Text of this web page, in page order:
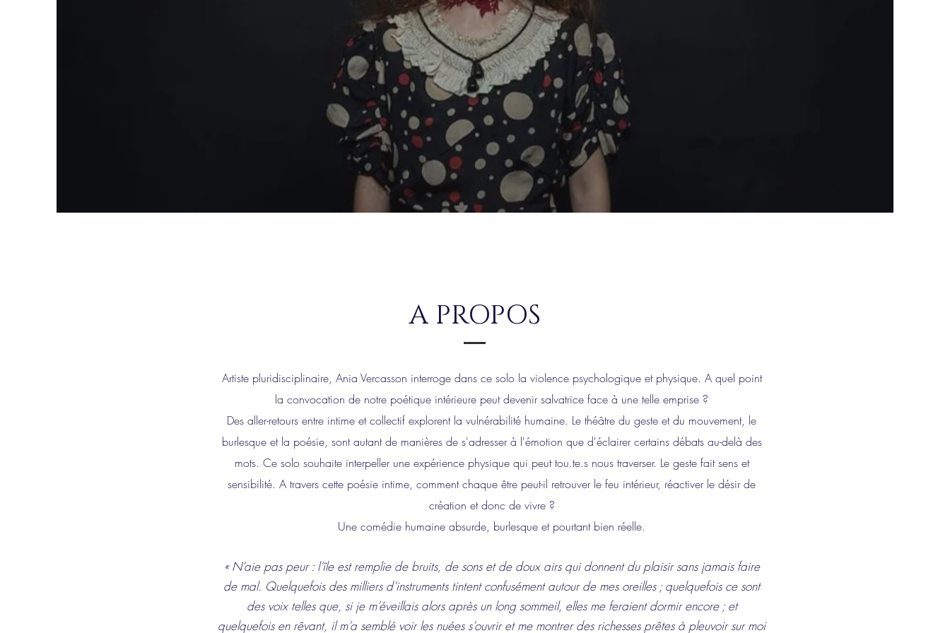
A PROPOS
Artiste pluridisciplinaire, Ania Vercasson interroge dans ce solola violence psychologique et physique. A quel point
la convocation de notre poétique intérieure peut devenir salvatrice face à une telle emprise ?
Des aller-retours entre intime et collectif explorent la vulnérabilité humaine. Le théâtre du geste et du mouvement, le
burlesque et la poésie, sont autant de manières de s'adresser à l'émotion que d'éclairer certains débats au-delà des
mots. Ce solo souhaite interpeller une expérience physique qui peut tou.te.s nous traverser. Le geste fait sens et
sensibilité. A travers cette poésie intime, comment chaque être peut-il retrouver le feu intérieur, réactiver le désir de
création et donc de vivre ?
Une comédie humaine absurde, burlesque et pourtant bien réelle.
« N’aie pas peur : l’île est remplie de bruits, de sons et de doux airs qui donnent du plaisir sans jamais faire
de mal. Quelquefois des milliers d’instruments tintent confusément autour de mes oreilles ; quelquefois ce sont
des voix telles que, si je m’éveillais alors après un long sommeil, elles me feraient dormir encore ; et
quelquefois en rêvant, il m’a semblé voir les nuées s’ouvrir et me montrer des richesses prêtes à pleuvoir sur moi